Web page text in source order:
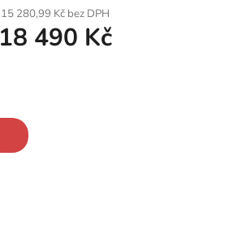
15 280,99 Kč bez DPH
18 490 Kč